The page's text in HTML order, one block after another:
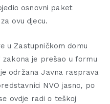
osnovni paket
ovu djecu.
u Zastupničkom domu
je prešao u formu
održana Javna rasprava
NVO jasno, po
ovdje radi o teškoj